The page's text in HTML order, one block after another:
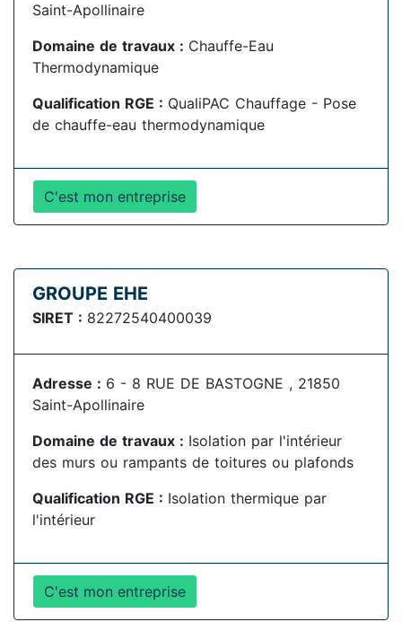
Saint-Apollinaire
Domaine de travaux : Chauffe-Eau
Thermodynamique
Qualification RGE : QualiPAC Chauffage - Pose
de chauffe-eau thermodynamique
C'est mon entreprise
GROUPE EHE
SIRET : 82272540400039
Adresse : 6 - 8 RUE DE BASTOGNE , 21850
Saint-Apollinaire
Domaine de travaux : Isolation par l'intérieur
des murs ou rampants de toitures ou plafonds
Qualification RGE : Isolation thermique par
l'intérieur
C'est mon entreprise